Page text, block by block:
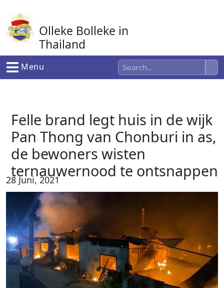
naar
de
inhoud
Olleke Bolleke in
Thailand
In Thailand
Menu
Felle brand legt huis in de wijk
Pan Thong van Chonburi in as,
de bewoners wisten
ternauwernood te ontsnappen
28 Juni, 2021